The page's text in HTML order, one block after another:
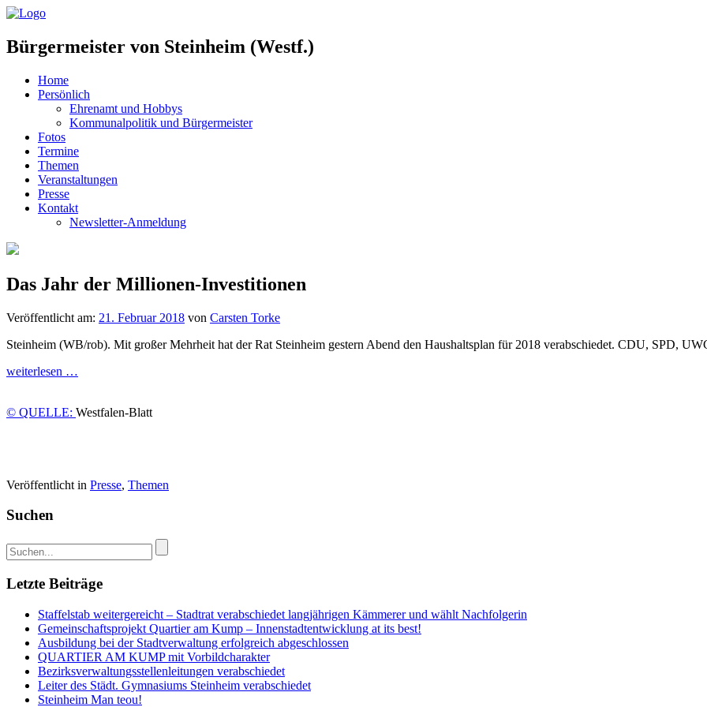
Bürgermeister von Steinheim (Westf.)
Home
Persönlich
Ehrenamt und Hobbys
Kommunalpolitik und Bürgermeister
Fotos
Termine
Themen
Veranstaltungen
Presse
Kontakt
Newsletter-Anmeldung
Das Jahr der Millionen-Investitionen
Veröffentlicht am: 21. Februar 2018 von Carsten Torke
Steinheim (WB/rob). Mit großer Mehrheit hat der Rat Steinheim gestern Abend den Haushaltsplan für 2018 verabschiedet. CDU, SPD,
weiterlesen …
© QUELLE: Westfalen-Blatt
Veröffentlicht in Presse, Themen
Suchen
Letzte Beiträge
Staffelstab weitergereicht – Stadtrat verabschiedet langjährigen Kämmerer und wählt Nachfolgerin
Gemeinschaftsprojekt Quartier am Kump – Innenstadtentwicklung at its best!
Ausbildung bei der Stadtverwaltung erfolgreich abgeschlossen
QUARTIER AM KUMP mit Vorbildcharakter
Bezirksverwaltungsstellenleitungen verabschiedet
Leiter des Städt. Gymnasiums Steinheim verabschiedet
Steinheim Man teou!